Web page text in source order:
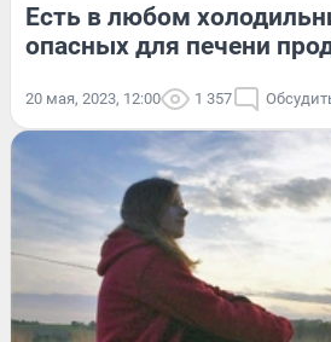
Есть в любом
опасных для печени
20 мая, 2023, 12:00 1 357